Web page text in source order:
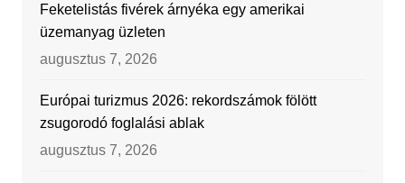
Feketelistás fivérek árnyéka egy amerikai
üzemanyag üzleten
augusztus 7, 2026
Európai turizmus 2026: rekordszámok fölött
zsugorodó foglalási ablak
augusztus 7, 2026